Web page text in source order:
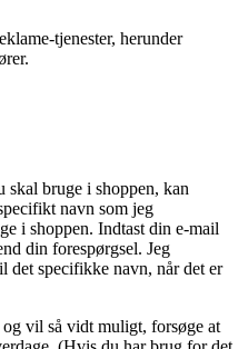
tjenester, herunder
bruge i shoppen, kan
navn som jeg
i shoppen. Indtast din e-mail
din forespørgsel. Jeg
det specifikke navn, når det er
vil så vidt muligt, forsøge at